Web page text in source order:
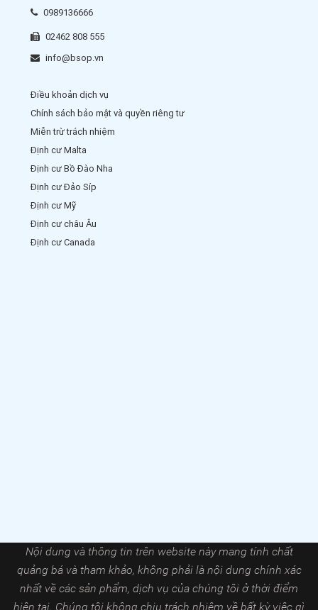
0989136666
02462 808 555
info@bsop.vn
Điều khoản dịch vụ
Chính sách bảo mật và quyền riêng tư
Miễn trừ trách nhiệm
Định cư Malta
Định cư Bồ Đào Nha
Định cư Đảo Síp
Định cư Mỹ
Định cư châu Âu
Định cư Canada
Nội dung và thông tin trên website này mang tính chất
quảng bá và tham khảo, không phải là nội dung chính xác
nhất về các sản phẩm, dịch vụ của chúng tôi ở thời điểm
hiện tại. Chúng tôi không chịu trách nhiệm về bất kỳ việc gì